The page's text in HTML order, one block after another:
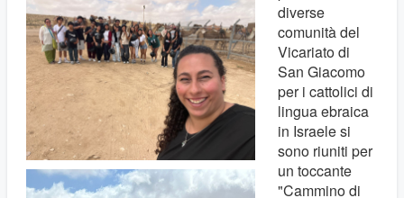
diverse
comunità del
Vicariato di
San Giacomo
per i cattolici di
lingua ebraica
in Israele si
sono riuniti per
un toccante
"Cammino di